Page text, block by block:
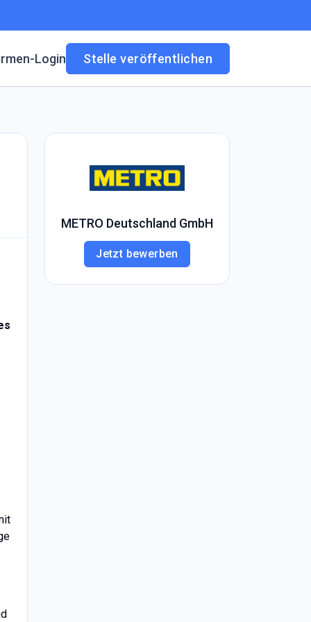
Login Stelle veröffentlichen
METRO Deutschland GmbH
Jetzt bewerben